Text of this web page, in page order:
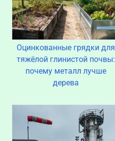
Оцинкованные грядки для
тяжёлой глинистой почвы:
почему металл лучше
дерева